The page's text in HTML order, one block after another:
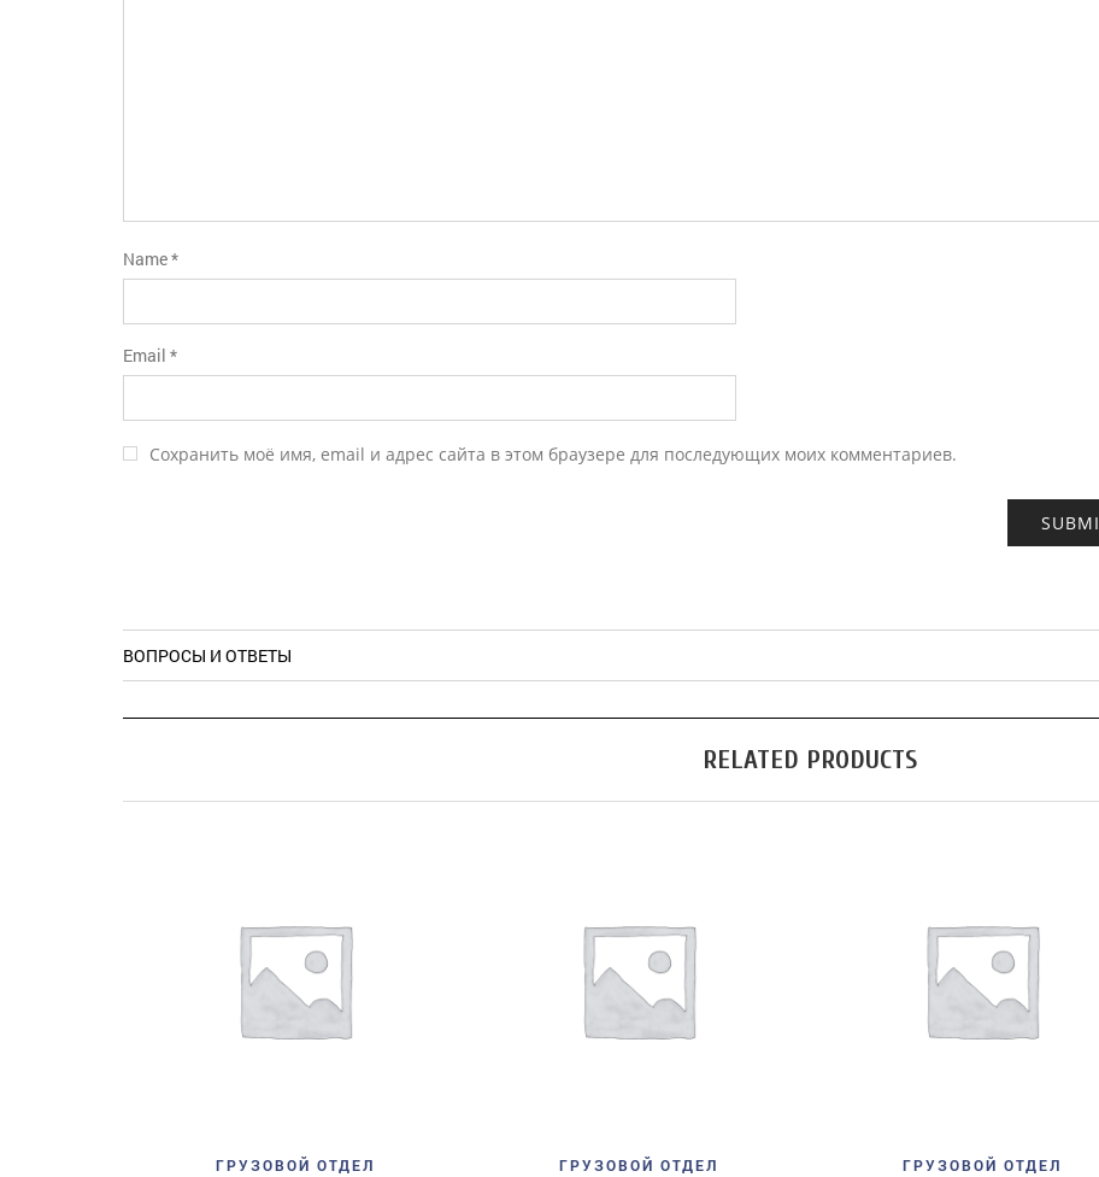
Name*
Email *
Сохранить моё имя, email и адрес сайта в этом браузере для последующих моих комментариев.
ВОПРОСЫ И ОТВЕТЫ
RELATED PRODUCTS
Add to wishlist Quick View
ГРУЗОВОЙ ОТДЕЛ Add to wishlist Quick View
ГРУЗОВОЙ ОТДЕЛ Add to wishlist Quick View
ГРУЗОВОЙ ОТДЕЛ